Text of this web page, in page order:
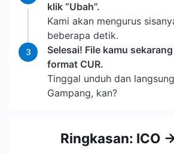
klik “Ubah”.
Kami akan mengurus
beberapa detik.
3
Selesai! File kamu
format CUR.
Tinggal unduh dan
Gampang, kan?
Ringkasan: ICO